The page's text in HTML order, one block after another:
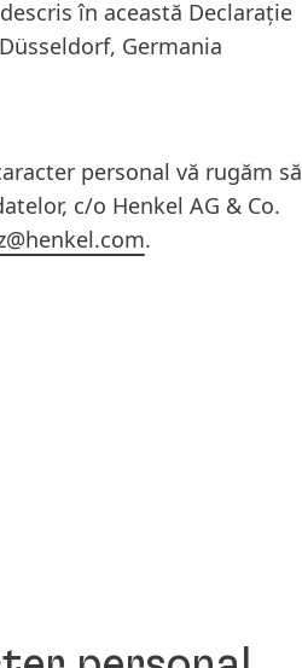
în această Declarație
Germania
personal vă rugăm să
c/o Henkel AG & Co.
.